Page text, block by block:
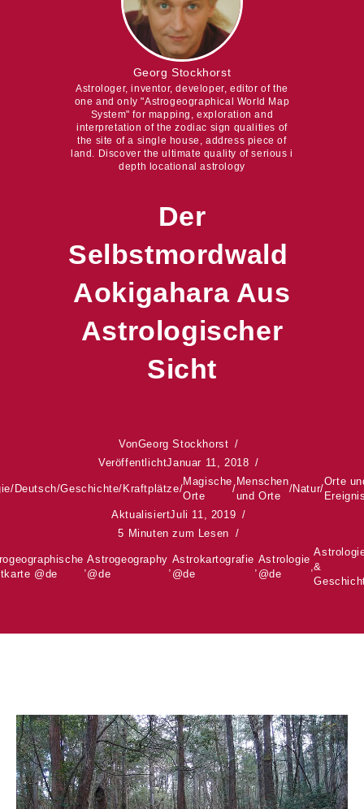
Georg Stockhorst
Astrologer, inventor, developer, editor of the
one and only "Astrogeographical World Map
System" for mapping, exploration and
interpretation of the zodiac sign qualities of
the site of a single house, address piece of
land. Discover the ultimate quality of serious i
depth locational astrology
Der
Selbstmordwald
Aokigahara Aus
Astrologischer
Sicht
VonGeorg Stockhorst
VeröffentlichtJanuar 11, 2018
/Deutsch/Geschichte/Kraftplätze/
Magische
Orte
/
Menschen
und Orte
/Natur/
Orte
AktualisiertJuli 11, 2019
5 Minuten zum Lesen
@de
,
Astrogeography
@de
Astrokartografie
@de
Astrologie
@de
,&